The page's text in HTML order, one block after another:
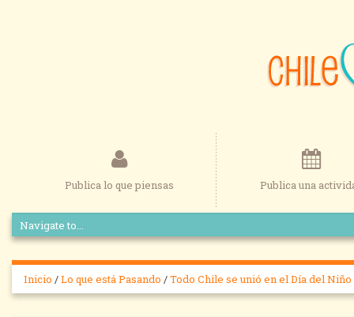
Publica lo que piensas Publica una
Inicio /Lo que está Pasando /Todo Chile se unió en el Día del